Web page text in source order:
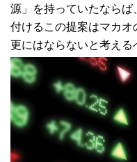
源」を持っていたなら
付けるこの提案はマカ
更にはならないと考える